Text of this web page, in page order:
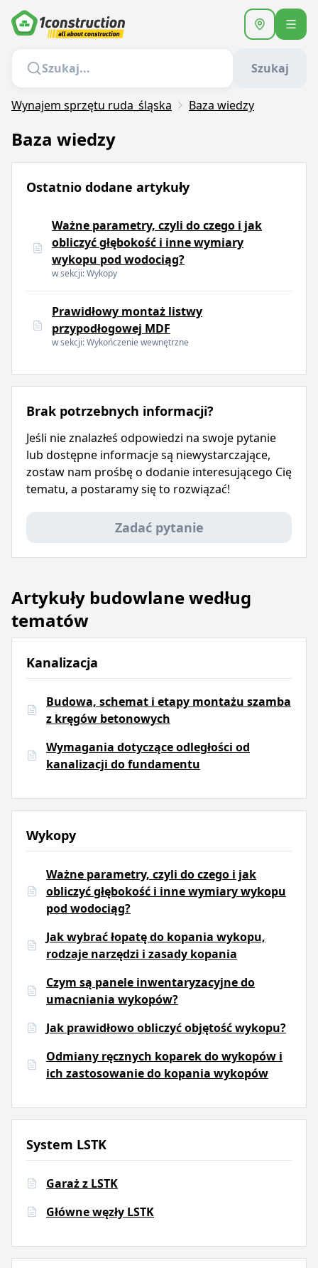
Szukaj
Wynajem sprzętu ruda_śląska Baza wiedzy
Baza wiedzy
Ostatnio dodane artykuły
Ważne parametry, czyli do czego i jak
obliczyć głębokość i inne wymiary
wykopu pod wodociąg?
w sekcji: Wykopy
Prawidłowy montaż listwy
przypodłogowej MDF
w sekcji: Wykończenie wewnętrzne
Brak potrzebnych informacji?
Jeśli nie znalazłeś odpowiedzi na swoje pytanie
lub dostępne informacje są niewystarczające,
zostaw nam prośbę o dodanie interesującego Cię
tematu, a postaramy się to rozwiązać!
Zadać pytanie
Artykuły budowlane według
tematów
Kanalizacja
Budowa, schemat i etapy montażu szamba
z kręgów betonowych
Wymagania dotyczące odległości od
kanalizacji do fundamentu
Wykopy
Ważne parametry, czyli do czego i jak
obliczyć głębokość i inne wymiary wykopu
pod wodociąg?
Jak wybrać łopatę do kopania wykopu,
rodzaje narzędzi i zasady kopania
Czym są panele inwentaryzacyjne do
umacniania wykopów?
Jak prawidłowo obliczyć objętość wykopu?
Odmiany ręcznych koparek do wykopów i
ich zastosowanie do kopania wykopów
System LSTK
Garaż z LSTK
Główne węzły LSTK